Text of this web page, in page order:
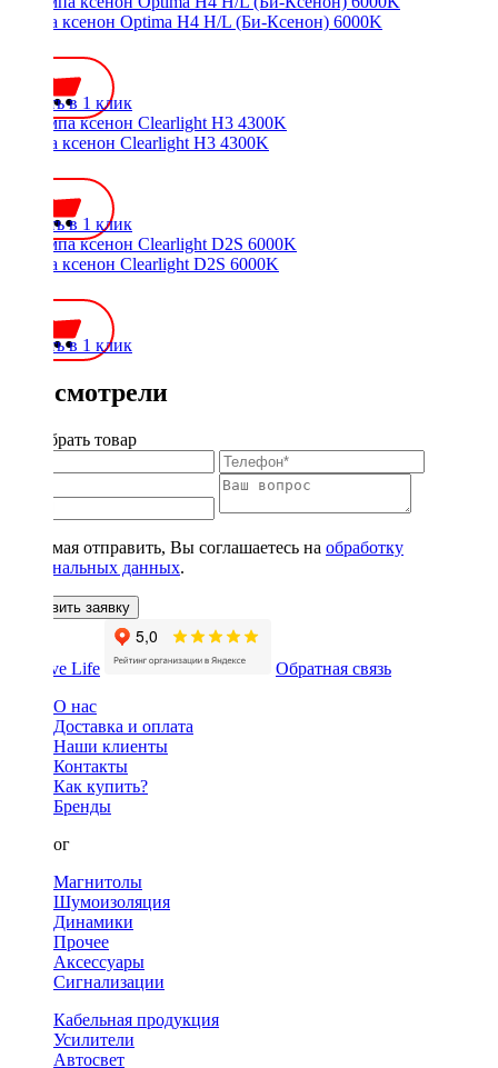
Лампа ксенон Optima H4 H/L (Би-Ксенон) 6000K
Купить в 1 клик
Лампа ксенон Clearlight H3 4300K
Купить в 1 клик
Лампа ксенон Clearlight D2S 6000K
Купить в 1 клик
Вы смотрели
Подобрать товар
Нажимая отправить, Вы соглашаетесь на обработку
персональных данных.
Оставить заявку
Обратная связь
О нас
Доставка и оплата
Наши клиенты
Контакты
Как купить?
Бренды
Каталог
Магнитолы
Шумоизоляция
Динамики
Прочее
Аксессуары
Сигнализации
Кабельная продукция
Усилители
Автосвет